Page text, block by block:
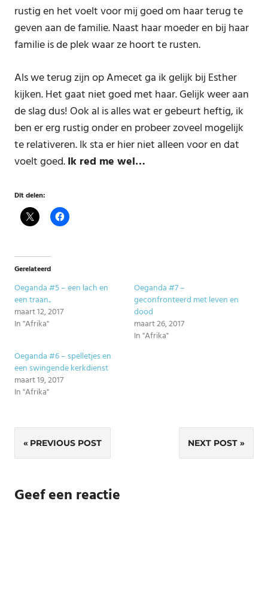
rustig en het voelt voor mij goed om haar terug te
geven aan de familie. Naast haar moeder en bij haar
familie is de plek waar ze hoort te rusten.
Als we terug zijn op Amecet ga ik gelijk bij Esther
kijken. Het gaat niet goed met haar. Gelijk weer aan
de slag dus! Ook al is alles wat er gebeurt heftig, ik
ben er erg rustig onder en probeer zoveel mogelijk
te relativeren. Ik sta er hier niet alleen voor en dat
voelt goed.Ik red me wel…
Dit delen:
Gerelateerd
Oeganda #5 – een lach en
een traan..
maart 12, 2017
In "Afrika"
Oeganda #7 –
geconfronteerd met leven en
dood
maart 26, 2017
In "Afrika"
Oeganda #6 – spelletjes en
een swingende kerkdienst
maart 19, 2017
In "Afrika"
Bericht
navigatie
PREVIOUS POST NEXT POST
Geef een reactie